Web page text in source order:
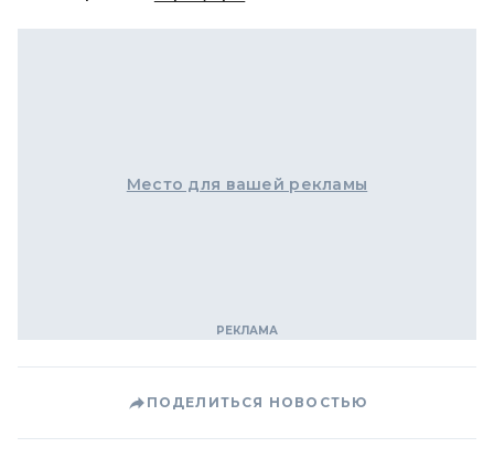
Место для вашей рекламы
ПОДЕЛИТЬСЯ НОВОСТЬЮ